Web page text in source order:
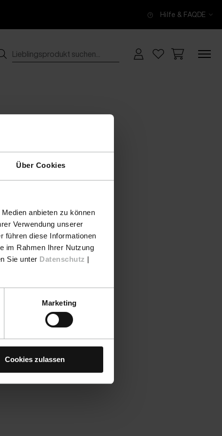
Über Cookies
anbieten zu können
Verwendung unserer
führen diese Informationen
im Rahmen Ihrer Nutzung
Sie unter Datenschutz |
Marketing
Cookies zulassen
Hilfe & FAQDE